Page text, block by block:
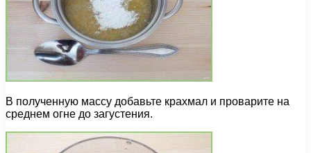
В полученную массу добавьте крахмал и проварите на
среднем огне до загустения.